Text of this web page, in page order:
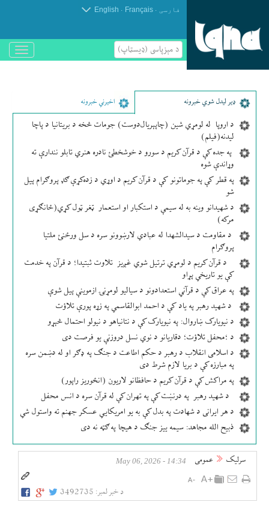
فارسی .
Français
.
English
د مېزپاسى (ډیسټاپ)
باز
و
ډير لیدل شوي خبرونه اخیرني خبرونه
د اروپا له لومړي شین (چاپېریال‌دوست) جومات څخه د بریتانیا د پاچا
لیدنه(فیلم)
په جده کې د قرآن کریم د سورو د خوشخطئ نادره هنري تابلو نندارې ته
وړاندې شوه
په قطر کې په جوماتونو کې د قرآن کریم د اوړي د زده‌کړې ګډ پروګرام پیل
شو
د شهیدانو وینه به له سیمې د استکبار او استعمار ټغر ټول کړي(ځانګړی
مرکه)
د مقاومت د سیدالشهدا له عبادي لارښوونو سره د سل ورځنئ ملتیا
پروګرام
د قرآن کریم د لومړي ترتیل شوي غږیز تلاوت ثبتیدا؛ د قرآن په خدمت
کې یو تاریخي پړاو
په عراق کې د قرآني استعدادونو د سیالیو لومړنۍ ازموینې پیل شوې
د شهید رهبر په یاد کې د احمد ابوالقاسمي په زړه پورې تلاؤت
د نیویارک ښاروال: په نیویارک کې د نتانیاهو د نیولو احتمال څېړو
د ؛محفل تلاؤت؛ دقاریانو د نوي نسل دروزنې یو فرصت دی
د اسلامی انقلاب د رهبر د حکم اطاعت د جنګ په ډګر او له دښمن سره
په مبارزه کې د بریا لازم شرط دی
په مراکش کې د قرآن کریم د حافظانو لاریون (انځوریز راپور)
د شهید رهبر په درنښت کې په تهران کې له قرآن سره د انس محفل
د هر ایرانی د شهادت په بدل کې به یو امریکایي عسکر جهنم ته واستول شي
ذبیح الله مجاهد: سیمه ییز جنګ د هیچا په ګټه نه دی
سرلیک عمومی 14:34 - May 06, 2026
د خبر لمبر: 3492735